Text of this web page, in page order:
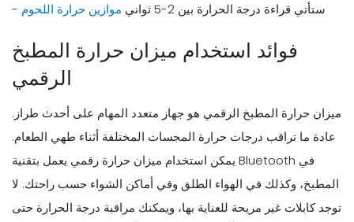
- ستأتي قراءة درجة الحرارة بين 2-5 ثواني
موازين حرارة اللحوم
فوائد استخدام ميزان حرارة المطبخ
الرقمي
ميزان حرارة المطبخ الرقمي هو جهاز متعدد المهام على أحدث طراز.
عادة ما تراقب درجات حرارة المجسات المختلفة أثناء طهي الطعام.
يمكن استخدام ميزان حرارة رقمي يعمل بتقنية Bluetooth في
المطبخ، وكذلك في الهواء الطلق وفي أماكن الشواء حسب راحتك. لا
توجد كابلات غير مريحة للعناية بها، ويمكنك مراقبة درجة الحرارة حتى